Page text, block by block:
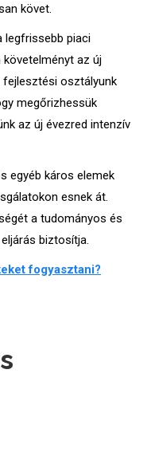
követ.
legfrissebb piaci
követelményt az új
osztályunk
megőrizhessük
az új évezred intenzív
egyéb káros elemek
esnek át.
a tudományos és
biztosítja.
fogyasztani?